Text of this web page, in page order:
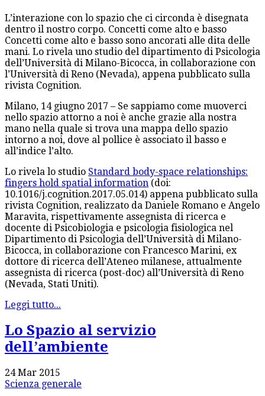
L’interazione con lo spazio che ci circonda è disegnata
dentro il nostro corpo. Concetti come alto e basso
Concetti come alto e basso sono ancorati alle dita delle
mani. Lo rivela uno studio del dipartimento di Psicologia
dell’Università di Milano-Bicocca, in collaborazione con
l’Università di Reno (Nevada), appena pubblicato sulla
rivista Cognition.
Milano, 14 giugno 2017 – Se sappiamo come muoverci
nello spazio attorno a noi è anche grazie alla nostra
mano nella quale si trova una mappa dello spazio
intorno a noi, dove al pollice è associato il basso e
all’indice l’alto.
Lo rivela lo studio Standard body-space relationships:
fingers hold spatial information (doi:
10.1016/j.cognition.2017.05.014) appena pubblicato sulla
rivista Cognition, realizzato da Daniele Romano e Angelo
Maravita, rispettivamente assegnista di ricerca e
docente di Psicobiologia e psicologia fisiologica nel
Dipartimento di Psicologia dell’Università di Milano-
Bicocca, in collaborazione con Francesco Marini, ex
dottore di ricerca dell’Ateneo milanese, attualmente
assegnista di ricerca (post-doc) all’Università di Reno
(Nevada, Stati Uniti).
Leggi tutto...
Lo Spazio al servizio
dell’ambiente
24 Mar 2015
Scienza generale